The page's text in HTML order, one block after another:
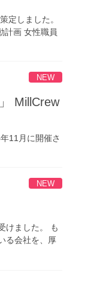
定しました。
計画 女性職員
NEW
MillCrew
11月に開催さ
NEW
けました。 も
る会社を、厚